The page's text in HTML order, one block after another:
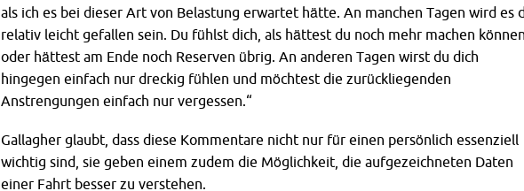
als ich es bei dieser Art von Belastung erwartet hätte. An manchen Tagen wird es
relativ leicht gefallen sein. Du fühlst dich, als hättest du noch mehr machen können
oder hättest am Ende noch Reserven übrig. An anderen Tagen wirst du dich
hingegen einfach nur dreckig fühlen und möchtest die zurückliegenden
Anstrengungen einfach nur vergessen.“
Gallagher glaubt, dass diese Kommentare nicht nur für einen persönlich essenziell
wichtig sind, sie geben einem zudem die Möglichkeit, die aufgezeichneten Daten
einer Fahrt besser zu verstehen.